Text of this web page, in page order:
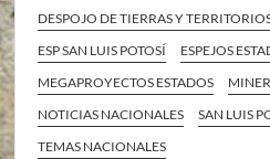
DESPOJO DE TIERRAS Y
ESP SAN LUIS POTOSÍ
ESPEJOS
MEGAPROYECTOS ESTADOS
NOTICIAS NACIONALES
SAN LUIS
TEMAS NACIONALES